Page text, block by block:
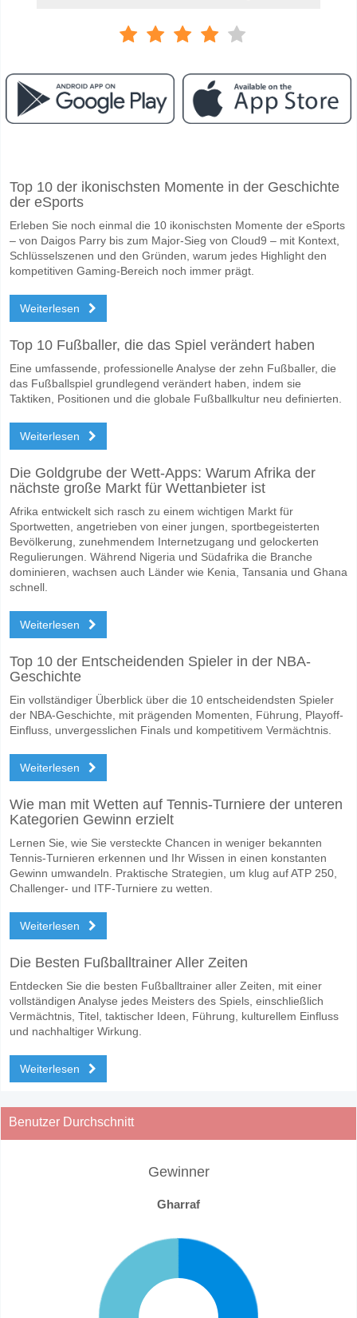
Das Spiel zwischen Gharraf v Diyala 06 May 2026 15:30.
Gharraf für den Gewinner den Spiel, mit einer Wahrscheinlichkeit von
Werden beide Teams im Spiel punkten Gharraf v
Nein für Beide Teams Erzielen, mit einem Prozentsatz von 62%.
Wofür ist die richtige Ergebnisprognose Gharraf v
Auf der riskanten Seite, können Sie das Korrektes Ergebnis von
Top 10 der ikonischsten Momente in der Geschichte
der eSports
Erleben Sie noch einmal die 10 ikonischsten Momente der eSports
– von Daigos Parry bis zum Major-Sieg von Cloud9 – mit Kontext,
Schlüsselszenen und den Gründen, warum jedes Highlight den
kompetitiven Gaming-Bereich noch immer prägt.
Weiterlesen
Top 10 Fußballer, die das Spiel verändert haben
Eine umfassende, professionelle Analyse der zehn Fußballer, die
das Fußballspiel grundlegend verändert haben, indem sie
Taktiken, Positionen und die globale Fußballkultur neu definierten.
Weiterlesen
Die Goldgrube der Wett-Apps: Warum Afrika der
nächste große Markt für Wettanbieter ist
Afrika entwickelt sich rasch zu einem wichtigen Markt für
Sportwetten, angetrieben von einer jungen, sportbegeisterten
Bevölkerung, zunehmendem Internetzugang und gelockerten
Regulierungen. Während Nigeria und Südafrika die Branche
dominieren, wachsen auch Länder wie Kenia, Tansania und Ghana
schnell.
Weiterlesen
Top 10 der Entscheidenden Spieler in der NBA-
Geschichte
Ein vollständiger Überblick über die 10 entscheidendsten Spieler
der NBA-Geschichte, mit prägenden Momenten, Führung, Playoff-
Einfluss, unvergesslichen Finals und kompetitivem Vermächtnis.
Weiterlesen
Wie man mit Wetten auf Tennis-Turniere der unteren
Kategorien Gewinn erzielt
Lernen Sie, wie Sie versteckte Chancen in weniger bekannten
Tennis-Turnieren erkennen und Ihr Wissen in einen konstanten
Gewinn umwandeln. Praktische Strategien, um klug auf ATP 250,
Challenger- und ITF-Turniere zu wetten.
Weiterlesen
Die Besten Fußballtrainer Aller Zeiten
Entdecken Sie die besten Fußballtrainer aller Zeiten, mit einer
vollständigen Analyse jedes Meisters des Spiels, einschließlich
Vermächtnis, Titel, taktischer Ideen, Führung, kulturellem Einfluss
und nachhaltiger Wirkung.
Weiterlesen
Benutzer Durchschnitt
Gewinner
Gharraf